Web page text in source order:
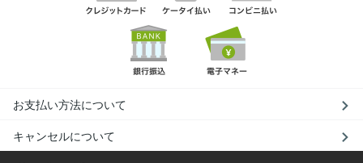
お支払い方法について
キャンセルについて